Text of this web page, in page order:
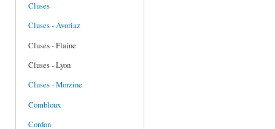
Cluses
Cluses - Avoriaz
Cluses - Flaine
Cluses - Lyon
Cluses - Morzine
Combloux
Cordon